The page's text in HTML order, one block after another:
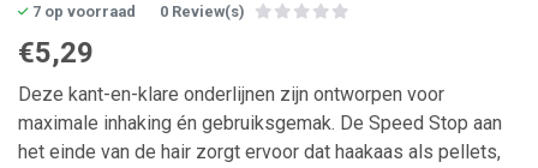
7 op voorraad 0 Review(s)
€5,29
Deze kant-en-klare onderlijnen zijn ontworpen voor
maximale inhaking én gebruiksgemak. De Speed Stop aan
het einde van de hair zorgt ervoor dat haakaas als pellets,